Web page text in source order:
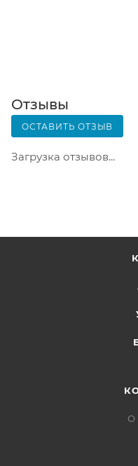
Почтовая
Вскрывать коробку
только после
содержать не
не должна
Отзывы
ОСТАВИТЬ ОТЗЫВ
Загрузка отзывов...
О